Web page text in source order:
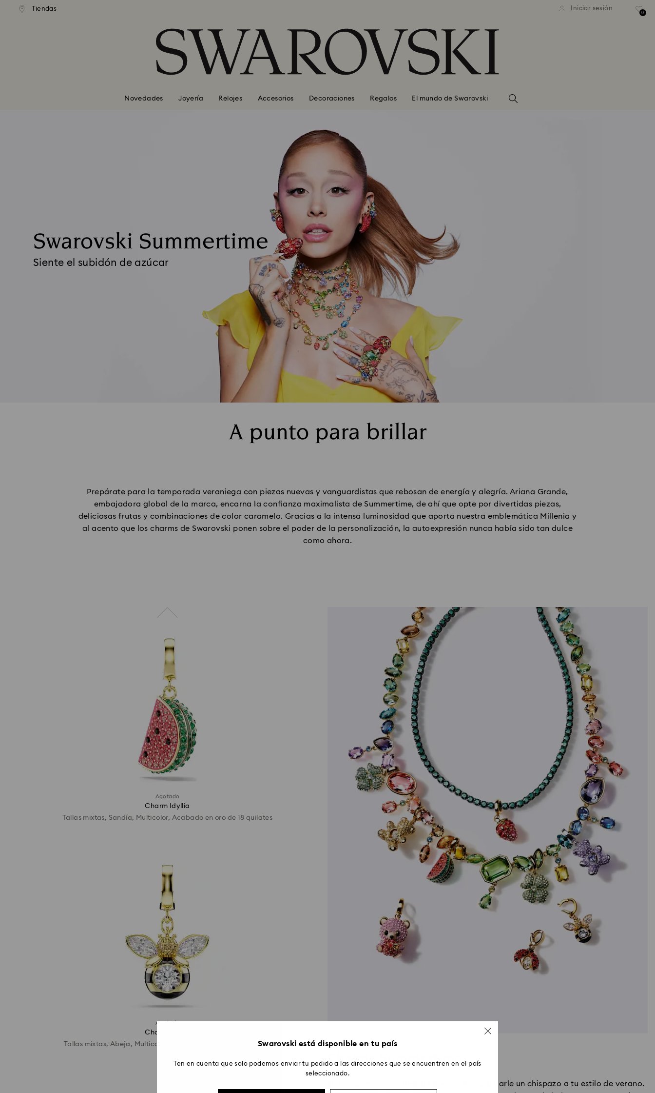
Accesskeys list
Tiendas Iniciar sesión
0
Novedades Joyería Relojes Accesorios Decoraciones Regalos El mundo de Swarovski
Swarovski Summertime
Siente el subidón de azúcar
A punto para brillar
Prepárate para la temporada veraniega con piezas nuevas y vanguardistas que rebosan de energía y alegría. Ariana Grande,
embajadora global de la marca, encarna la confianza maximalista de Summertime, de ahí que opte por divertidas piezas,
deliciosas frutas y combinaciones de color caramelo. Gracias a la intensa luminosidad que aporta nuestra emblemática Millenia y
al acento que los charms de Swarovski ponen sobre el poder de la personalización, la autoexpresión nunca había sido tan dulce
como ahora.
Charms Summertime
Elige y combina charms de Swarovski para darle un chispazo a tu estilo de verano.
Agotado
Charm Idyllia
Tallas mixtas, Sandía, Multicolor, Acabado en oro de 18 quilates
Agotado
Charm Idyllia
Tallas mixtas, Abeja, Multicolor, Acabado en oro de 18 quilatesSwarovski está disponible en tu país
Ten en cuenta que solo podemos enviar tu pedido a las direcciones que se encuentren en el país
seleccionado.